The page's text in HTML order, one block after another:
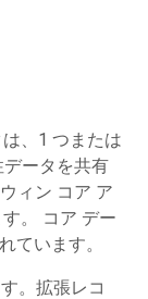
、1 つまたは
ータを共有
ィン コア ア
。 コア デー
ています。
。拡張レコ